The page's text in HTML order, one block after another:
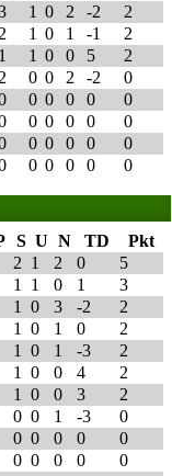
1 0 2 -2
2
2 1 0 1 -1
2
1 1 0 0 5
2
2 0 0 2 -2
0
0 0 0 0
0
0 0 0 0
0
0 0 0 0
0
0 0 0 0 0
S U N TD
Pkt
2 1 2 0
5
1 1 0 1
3
1 0 3 -2
2
1 0 1 0
2
1 0 1 -3
2
1 0 0 4
2
1 0 0 3
2
0 0 1 -3
0
0 0 0 0
0
0 0 0 0
0